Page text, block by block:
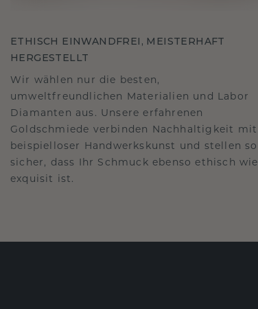
ETHISCH EINWANDFREI, MEISTERHAFT
HERGESTELLT
Wir wählen nur die besten,
umweltfreundlichen Materialien und Labor
Diamanten aus. Unsere erfahrenen
Goldschmiede verbinden Nachhaltigkeit mit
beispielloser Handwerkskunst und stellen so
sicher, dass Ihr Schmuck ebenso ethisch wie
exquisit ist.